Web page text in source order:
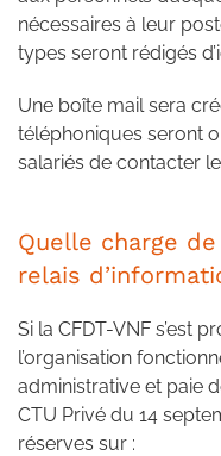
nécessaires à leur
types seront rédigés
Une boîte mail sera
téléphoniques seront
salariés de contacter
Quelle charge
relais
Si la CFDT-VNF s’est
l’organisation
administrative et paie
CTU Privé du 14
réserves sur :